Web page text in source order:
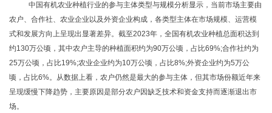
中国有机农业种植行业的参与主体类型与规模分析显示，当前市场主要由
农户、合作社、农业企业以及外资企业构成，各类型主体在市场规模、运营模
式和发展方向上呈现出显著差异。截至2023年，全国有机农业种植总面积达到
约130万公顷，其中农户主导的种植面积约为90万公顷，占比69%;合作社约为
25万公顷，占比19%;农业企业约为10万公顷，占比8%;外资企业约为5万公
顷，占比6%。从数据上看，农户仍然是最大的参与主体，但其市场份额近年来
呈现缓慢下降趋势，主要原因是部分农户因缺乏技术和资金支持而逐渐退出市
场。